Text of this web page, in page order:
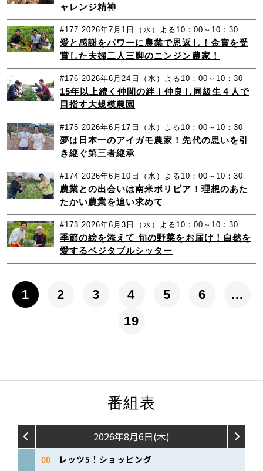
ャレンジ精神
#177 2026年7月1日（水）よる10：00～10：30
愛と感謝をパワーに農業で恩返し！金賞を受
賞した夫婦二人三脚のニンジン農家！
#176 2026年6月24日（水）よる10：00～10：30
15年以上続く仲間の絆！仲良し同級生４人で
目指す大規模農園
#175 2026年6月17日（水）よる10：00～10：30
夢は日本一のアイガモ農家！先代の思いを引
き継ぐ第三者継承
#174 2026年6月10日（水）よる10：00～10：30
農業との出会いは南米ボリビア！理想のあた
たかい農業を追い求めて
#173 2026年6月3日（水）よる10：00～10：30
季節の絵を添えて 旬の野菜をお届け！自然を
愛するベジタブルシッター
1 2 3 4 5 6
…
19
番組表